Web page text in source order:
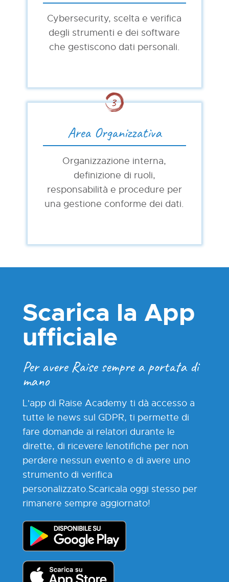
Cybersecurity, scelta e verifica
degli strumenti e dei software
che gestiscono dati personali.
Area Organizzativa
Organizzazione interna,
definizione di ruoli,
responsabilità e procedure per
una gestione conforme dei dati.
Scarica la App
ufficiale
Per avere Raise sempre a portata di
mano
L'app di Raise Academy ti dà accesso a
tutte le news sul GDPR, ti permette di
fare domande ai relatori durante le
dirette, di ricevere lenotifiche per non
perdere nessun evento e di avere uno
strumento di verifica
personalizzato.Scaricala oggi stesso per
rimanere sempre aggiornato!